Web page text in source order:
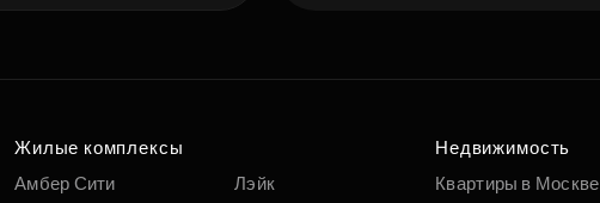
Жилые комплексы
Амбер Сити
Лэйк
Недвижимость
Квартиры в Москве